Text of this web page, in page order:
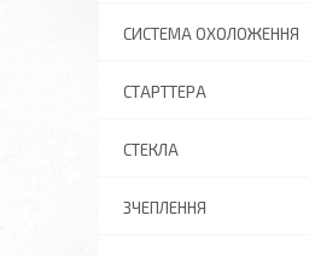
СИСТЕМА ОХОЛОЖЕННЯ
СТАРТТЕРА
СТЕКЛА
ЗЧЕПЛЕННЯ